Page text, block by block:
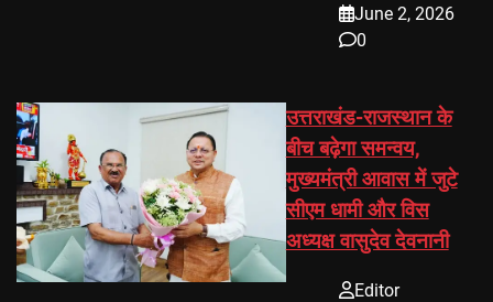
June 2, 2026
0
उत्तराखंड-राजस्थान के
बीच बढ़ेगा समन्वय,
मुख्यमंत्री आवास में जुटे
सीएम धामी और विस
अध्यक्ष वासुदेव देवनानी
Editor